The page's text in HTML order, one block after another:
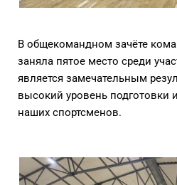
В общекомандном зачёте
заняла пятое место среди
является замечательным
высокий уровень подготовки
наших спортсменов.